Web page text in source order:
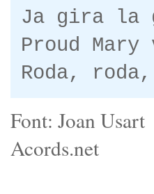
Ja gira la
Proud
Roda,
Font: Joan Usart
Acords.net